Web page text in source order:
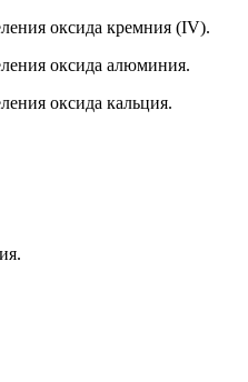
оксида кремния (IV).
оксида алюминия.
оксида кальция.